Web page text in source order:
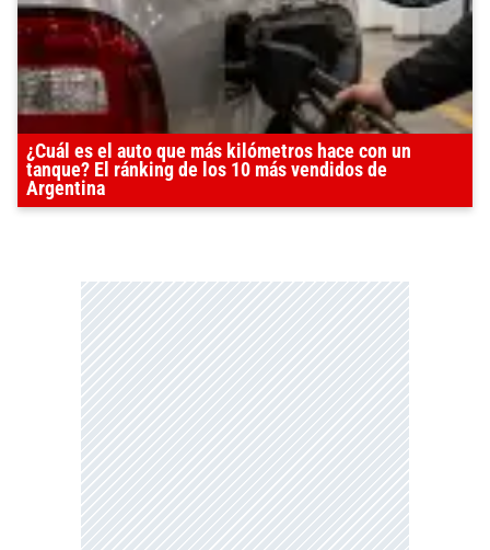
¿Cuál es el auto que más kilómetros hace con un
tanque? El ránking de los 10 más vendidos de
Argentina